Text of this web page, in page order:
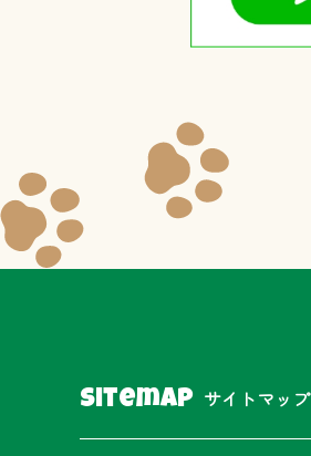
Sitemap サイトマップ